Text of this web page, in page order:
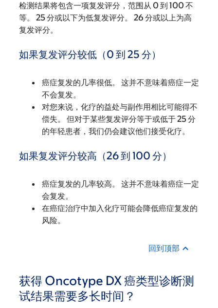
检测结果将包含一项复发评分，范围从 0 到 100 不
等。 25 分或以下为低复发评分。 26 分或以上为高
复发评分。
如果复发评分较低（0 到 25 分）
癌症复发的几率很低。 这并不意味着癌症一定
不会复发。
对您来说，化疗的益处与副作用相比可能得不
偿失。 但对于某些复发评分等于或低于 25 分
的年轻患者，我们仍会建议他们接受化疗。
如果复发评分较高（26 到 100 分）
癌症复发的几率较高。 这并不意味着癌症一定
会复发。
在癌症治疗中加入化疗可能会降低癌症复发的
风险。
回到顶部
获得 Oncotype DX 癌类型诊断测
试结果需要多长时间？